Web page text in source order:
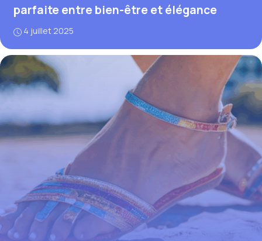
parfaite entre bien-être et élégance
4 juillet 2025